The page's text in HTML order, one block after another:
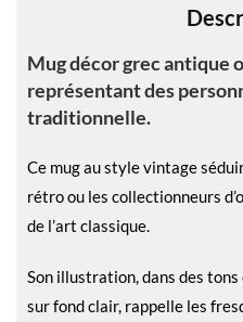
Mug décor grec antique
représentant des
traditionnelle.
Ce mug au style vintage
rétro ou les collectionneurs
de l’art classique.
Son illustration, dans des
sur fond clair, rappelle les